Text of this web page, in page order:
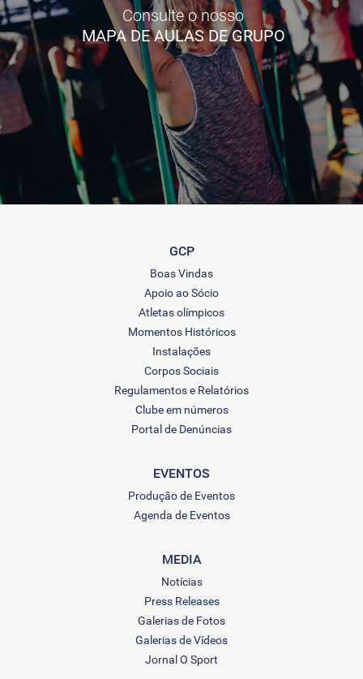
Consulte o nosso
MAPA DE AULAS DE GRUPO
GCP
Boas Vindas
Apoio ao Sócio
Atletas olímpicos
Momentos Históricos
Instalações
Corpos Sociais
Regulamentos e Relatórios
Clube em números
Portal de Denúncias
EVENTOS
Produção de Eventos
Agenda de Eventos
MEDIA
Notícias
Press Releases
Galerias de Fotos
Galerias de Vídeos
Jornal O Sport